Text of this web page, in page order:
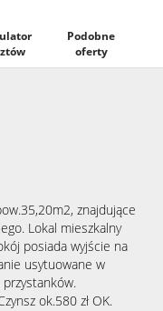
Podobne
oferty
znajdujące
Lokal mieszkalny
posiada wyjście na
usytuowane w
ok.580 zł OK.